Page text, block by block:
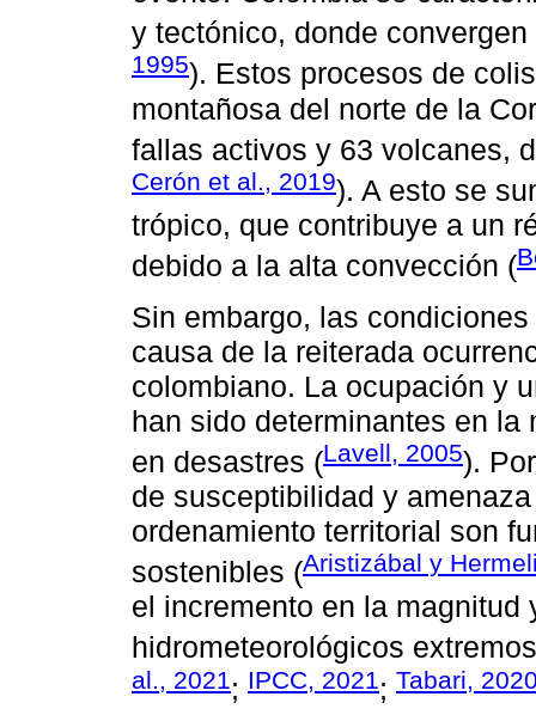
y tectónico, donde
1995). Estos procesos de
montañosa del norte de la
fallas activos y 63 volcanes,
Cerón et al., 2019). A esto se
trópico, que contribuye a un
debido a la alta convección (
Sin embargo, las
causa de la reiterada
colombiano. La ocupación y
han sido determinantes en
en desastres (Lavell, 2005).
de susceptibilidad y
ordenamiento territorial son
sostenibles (Aristizábal y
el incremento en la magnitud
hidrometeorológicos
al., 2021; IPCC, 2021; Tabari,